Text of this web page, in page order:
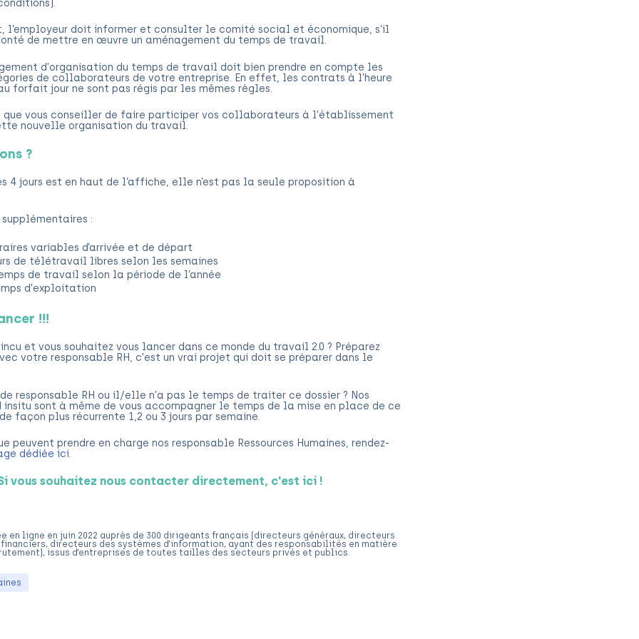
l’employeur doit informer et consulter le comité social et économique, s’il
de mettre en œuvre un aménagement du temps de travail.
d'organisation du temps de travail doit bien prendre en compte les
de collaborateurs de votre entreprise. En effet, les contrats à l'heure
forfait jour ne sont pas régis par les mêmes règles.
que vous conseiller de faire participer vos collaborateurs à l'établissement
nouvelle organisation du travail.
?
4 jours est en haut de l’affiche, elle n’est pas la seule proposition à
:
variables d’arrivée et de départ
de télétravail libres selon les semaines
de travail selon la période de l’année
d'exploitation
!!!
et vous souhaitez vous lancer dans ce monde du travail 2.0 ? Préparez
votre responsable RH, c'est un vrai projet qui doit se préparer dans le
responsable RH ou il/elle n'a pas le temps de traiter ce dossier ? Nos
insitu sont à même de vous accompagner le temps de la mise en place de ce
façon plus récurrente 1,2 ou 3 jours par semaine.
peuvent prendre en charge nos responsable Ressources Humaines, rendez-
dédiée ici.
vous souhaitez nous contacter directement, c'est ici !
en ligne en juin 2022 auprès de 300 dirigeants français (directeurs généraux, directeurs
directeurs des systèmes d’information, ayant des responsabilités en matière
issus d’entreprises de toutes tailles des secteurs privés et publics.